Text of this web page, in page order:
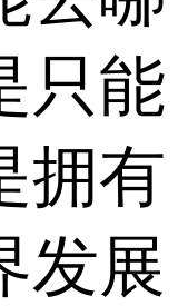
只能
拥有
发展